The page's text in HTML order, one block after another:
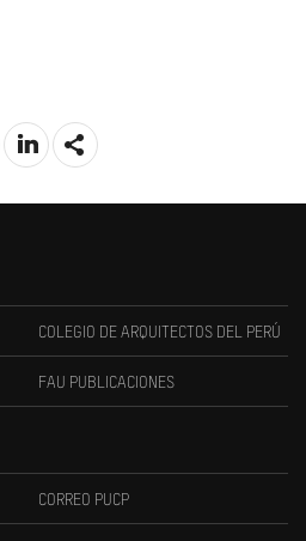
COLEGIO DE ARQUITECTOS DEL PERÚ
FAU PUBLICACIONES
CORREO PUCP